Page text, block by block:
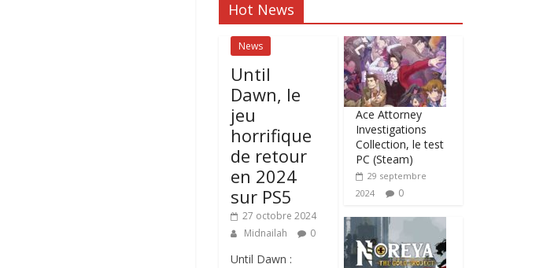
Hot News
News
Until
Dawn, le
jeu
horrifique
de retour
en 2024
sur PS5
27 octobre 2024
Midnailah
0
Until Dawn :
Ace Attorney
Investigations
Collection, le test
PC (Steam)
29 septembre
2024
0